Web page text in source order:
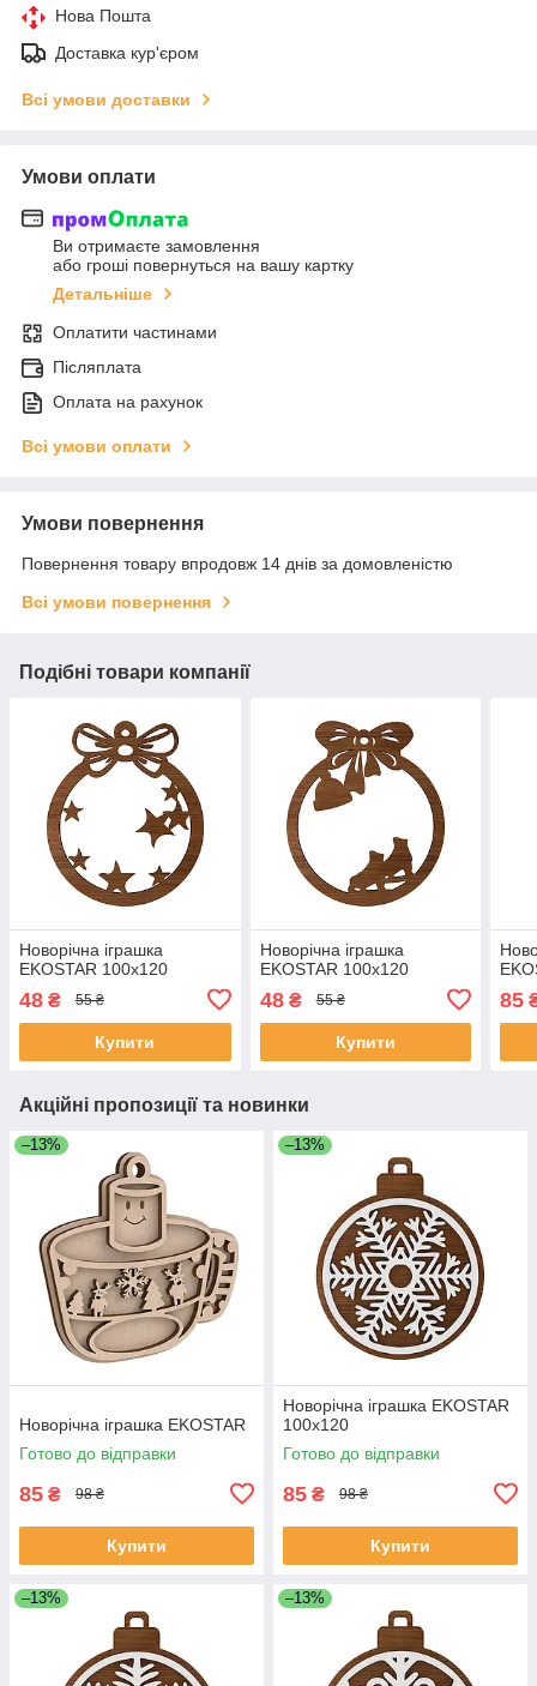
Нова Пошта
Доставка кур'єром
Всі умови доставки
Умови оплати
Ви отримаєте замовлення
або гроші повернуться на вашу картку
Детальніше
Оплатити частинами
Післяплата
Оплата на рахунок
Всі умови оплати
Умови повернення
Повернення товару впродовж 14 днів за домовленістю
Всі умови повернення
Подібні товари компанії
Новорічна іграшка
EKOSTAR 100х120
48 ₴ 55 ₴
Купити
Новорічна іграшка
EKOSTAR 100х120
48₴ 55 ₴
Купити
85
Акційні пропозиції та новинки
–13%
Новорічна іграшка EKOSTAR
Готово до відправки
85 ₴ 98 ₴
Купити
–13%
Новорічна іграшка EKOSTAR
100х120
Готово до відправки
85 ₴ 98 ₴
Купити
–13% –13%